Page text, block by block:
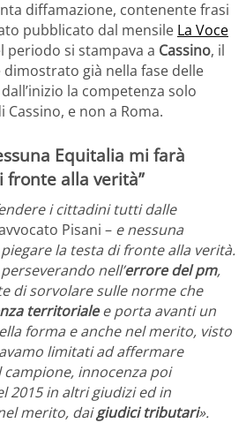
diffamazione, contenente frasi
pubblicato dal mensile La Voce
periodo si stampava a Cassino, il
dimostrato già nella fase delle
la competenza solo
e non a Roma.
Equitalia mi farà
fronte alla verità”
i cittadini tutti dalle
Pisani – e nessuna
la testa di fronte alla verità.
nell’errore del pm,
di sorvolare sulle norme che
territorialee porta avanti un
forma e anche nel merito, visto
limitati ad affermare
campione, innocenza poi
2015 in altri giudizi ed in
merito, daigiudici tributari».